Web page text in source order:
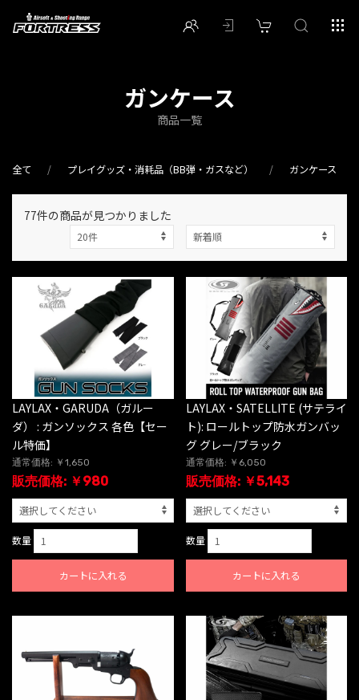
ガンケース
商品一覧
全て プレイグッズ・消耗品（BB弾・ガスなど） ガンケース
77件の商品が見つかりました
LAYLAX・GARUDA（ガルー
ダ） : ガンソックス 各色【セー
ル特価】
通常価格: ￥1,650
販売価格: ￥980
数量
カートに入れる
LAYLAX・SATELLITE (サテライ
ト): ロールトップ防水ガンバッ
グ グレー/ブラック
通常価格: ￥6,050
販売価格: ￥5,143
数量
カートに入れる